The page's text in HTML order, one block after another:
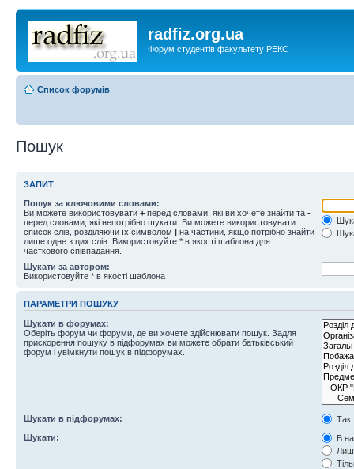
radfiz.org.ua
Форум студентів факультету РЕКС
Список форумів
Пошук
ЗАПИТ
Пошук за ключовими словами:
Ви можете використовувати + перед словами, які ви хочете знайти та -
перед словами, які непотрібно шукати. Ви можете використовувати
список слів, розділяючи їх символом | на частини, якщо потрібно знайти
лише одне з цих слів. Використовуйте * в якості шаблона для
часткового співпадання.
Шукати за автором:
Використовуйте * в якості шаблона
ПАРАМЕТРИ ПОШУКУ
Шукати в форумах:
Оберіть форум чи форуми, де ви хочете здійснювати пошук. Задля
прискорення пошуку в підфорумах ви можете обрати батьківський
форум і увімкнути пошук в підфорумах.
Шукати в підфорумах:
Так
Шукати:
В